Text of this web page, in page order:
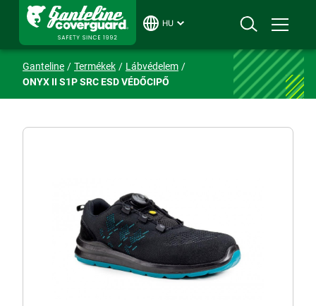
HU
Ganteline Termékek
Lábvédelem
ONYX II S1P SRC ESD VÉDŐCIPŐ